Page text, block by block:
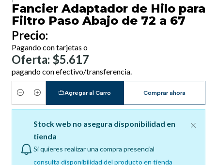
Fancier Adaptador de Hilo para
Filtro Paso Abajo de 72 a 67
Precio:
Pagando con tarjetas o
Oferta: $5.617
pagando con efectivo/transferencia.
Cantidad
Agregar al Carro Comprar ahora
Stock web no asegura disponibilidad en
tienda
Si quieres realizar una compra presencial
consulta disponibilidad del producto en tienda